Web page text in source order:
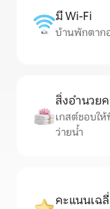
มี Wi-Fi
บ้านพักตากอ
สิ่งอำนวย
เกสต์ชอบให้
ว่ายน้ำ
คะแนนเฉลี่